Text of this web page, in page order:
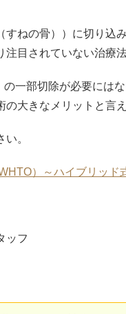
すねの骨））に切り込
目されていない治療
一部切除が必要には
大きなメリットと言え
。
）～ハイブリッド
ッフ